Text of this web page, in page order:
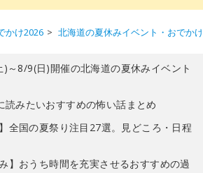
かけ2026 北海道の夏休みイベント・おでか
～8/9(日)開催の北海道の夏休みイベント
読みたいおすすめの怖い話まとめ
全国の夏祭り注目27選。見どころ・日程
】おうち時間を充実させるおすすめの過